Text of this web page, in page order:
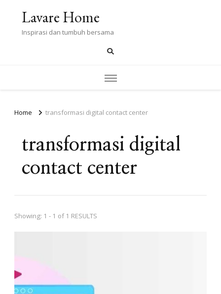
Lavare Home
Inspirasi dan tumbuh bersama
Home transformasi digital contact center
transformasi digital
contact center
Showing: 1 - 1 of 1 RESULTS